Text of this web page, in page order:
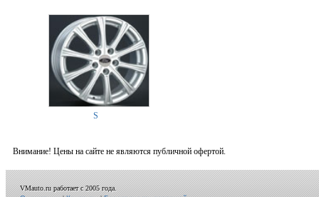
S
Внимание! Цены на сайте не являются публичной офертой.
VMauto.ru работает с 2005 года.